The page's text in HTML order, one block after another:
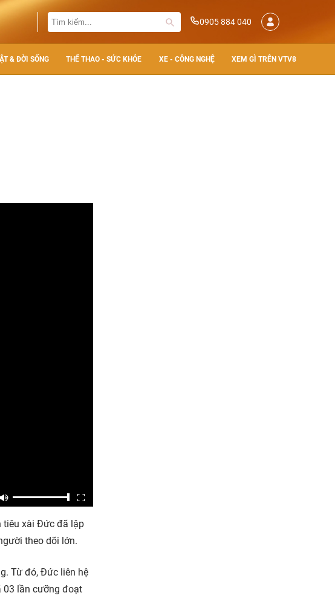
0905 884 040
& ĐỜI SỐNG THỂ THAO - SỨC KHỎE XE - CÔNG NGHỆ XEM GÌ TRÊN VTV8
tiêu xài Đức đã lập
theo dõi lớn.
Từ đó, Đức liên hệ
03 lần cưỡng đoạt